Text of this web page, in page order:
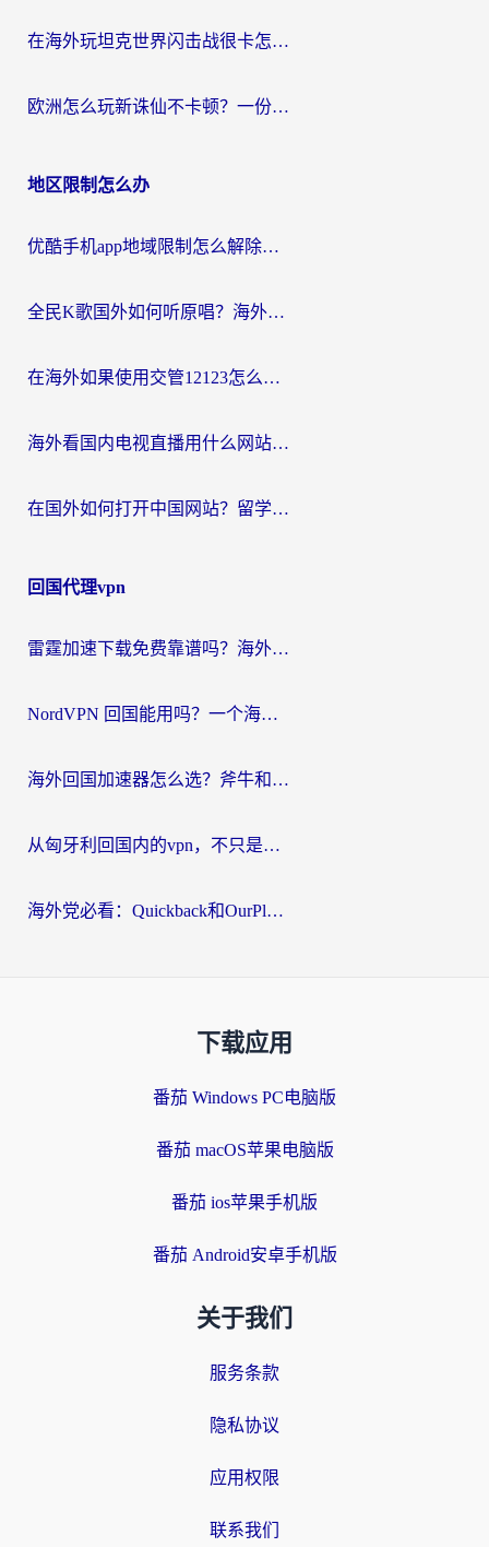
在海外玩坦克世界闪击战很卡怎么办？老玩家亲测有效的加速器选择指南
欧洲怎么玩新诛仙不卡顿？一份给海外游子的国服游戏畅玩指南
地区限制怎么办
优酷手机app地域限制怎么解除？海外党亲测有效的追剧方案
全民K歌国外如何听原唱？海外党亲测有效的回国加速器选择指南
在海外如果使用交管12123怎么处理？留学生亲测有效的回国加速方案
海外看国内电视直播用什么网站比较好？一篇解决你所有追剧难题的实用指南
在国外如何打开中国网站？留学生与海外华人的无缝访问指南
回国代理vpn
雷霆加速下载免费靠谱吗？海外党选回国加速器的避坑指南（附热门工具对比）
NordVPN 回国能用吗？一个海外用户必须面对的真实困境
海外回国加速器怎么选？斧牛和海龟哪个好？一篇帮你避开坑的实用指南
从匈牙利回国内的vpn，不只是为了刷剧那么简单
海外党必看：Quickback和OurPlay好用吗？3分钟选对回国加速器，无缝刷剧玩游戏
下载应用
番茄 Windows PC电脑版
番茄 macOS苹果电脑版
番茄 ios苹果手机版
番茄 Android安卓手机版
关于我们
服务条款
隐私协议
应用权限
联系我们